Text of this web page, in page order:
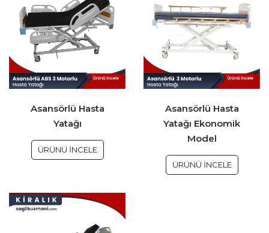
Asansörlü Hasta
Yatağı
ÜRÜNÜ İNCELE
Asansörlü Hasta
Yatağı Ekonomik
Model
ÜRÜNÜ İNCELE